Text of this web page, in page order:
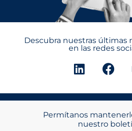
Descubra nuestras últimas
en las redes
Permítanos
nuestro